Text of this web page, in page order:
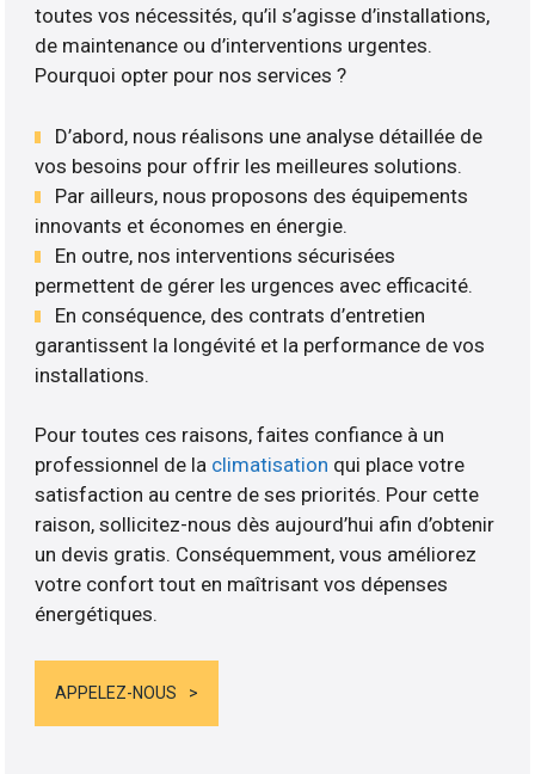
toutes vos nécessités, qu’il s’agisse d’installations,
de maintenance ou d’interventions urgentes.
Pourquoi opter pour nos services ?
D’abord, nous réalisons une analyse détaillée de
vos besoins pour offrir les meilleures solutions.
Par ailleurs, nous proposons des équipements
innovants et économes en énergie.
En outre, nos interventions sécurisées
permettent de gérer les urgences avec efficacité.
En conséquence, des contrats d’entretien
garantissent la longévité et la performance de vos
installations.
Pour toutes ces raisons, faites confiance à un
professionnel de la climatisation qui place votre
satisfaction au centre de ses priorités. Pour cette
raison, sollicitez-nous dès aujourd’hui afin d’obtenir
un devis gratis. Conséquemment, vous améliorez
votre confort tout en maîtrisant vos dépenses
énergétiques.
APPELEZ-NOUS